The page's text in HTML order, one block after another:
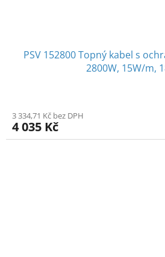
PSV 152800 Topný kabel s
2800W, 15W/m,
3 334,71 Kč bez DPH
4 035 Kč